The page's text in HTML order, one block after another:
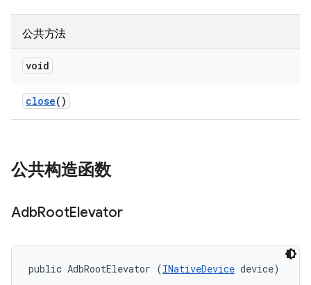
公共方法
void
close()
公共构造函数
AdbRootElevator
public AdbRootElevator (INativeDevice device)